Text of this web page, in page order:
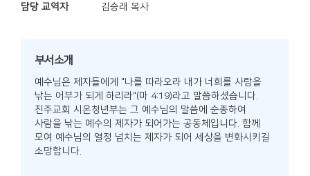
담당 교역자 김승래 목사
부서소개
예수님은 제자들에게 "나를 따라오라 내가 너희를 사람을
낚는 어부가 되게 하리라"(마 4:19)라고 말씀하셨습니다.
진주교회 시온청년부는 그 예수님의 말씀에 순종하여
사람을 낚는 예수의 제자가 되어가는 공동체입니다. 함께
모여 예수님의 열정 넘치는 제자가 되어 세상을 변화시키길
소망합니다.